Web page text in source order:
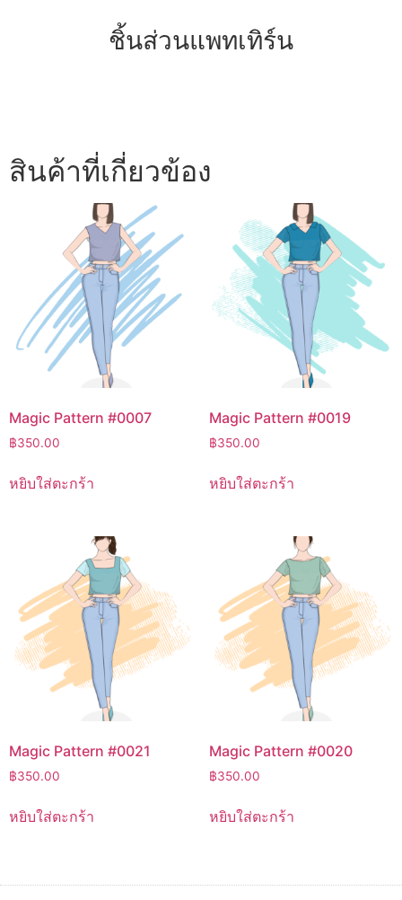
ชิ้นส่วนแพทเทิร์น
สินค้าที่เกี่ยวข้อง
Magic Pattern #0007
฿350.00
หยิบใส่ตะกร้า
Magic Pattern #0019
฿350.00
หยิบใส่ตะกร้า
Magic Pattern #0021
฿350.00
หยิบใส่ตะกร้า
Magic Pattern #0020
฿350.00
หยิบใส่ตะกร้า